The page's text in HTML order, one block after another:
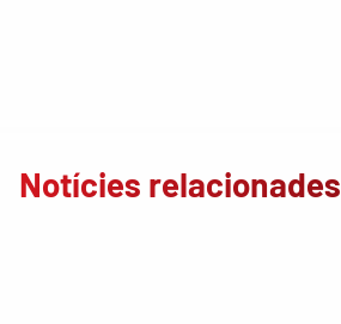
Notícies relacionades